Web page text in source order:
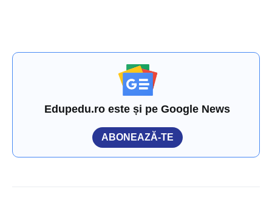
Edupedu.ro este și pe Google News
ABONEAZĂ-TE